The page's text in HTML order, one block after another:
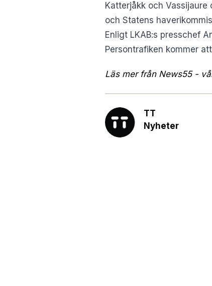
Katterjåkk och
och Statens
Enligt LKAB:s presschef
Persontrafiken kommer
Läs mer från News55 -
TT
Nyheter